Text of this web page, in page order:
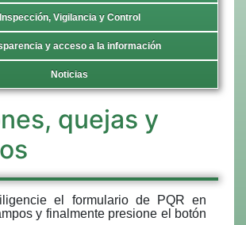
Inspección, Vigilancia y Control
y acceso a la información
Noticias
quejas y
el formulario de PQR en
y finalmente presione el botón